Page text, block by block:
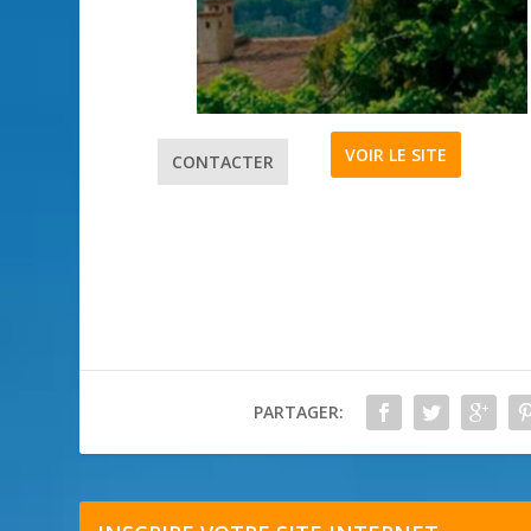
CONTACTER VOIR LE SITE
PARTAGER: